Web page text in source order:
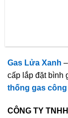
Gas Lửa Xanh
cấp lắp đặt bình
thống gas
CÔNG TY